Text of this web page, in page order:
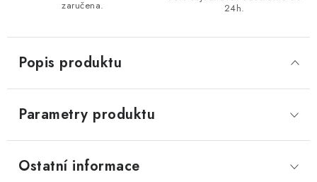
zaručena.
24h.
Popis produktu
Parametry produktu
Ostatní informace